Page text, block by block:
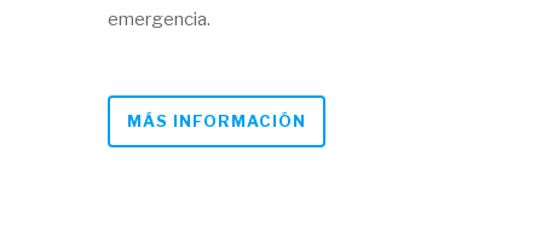
emergencia.
MÁS INFORMACIÓN